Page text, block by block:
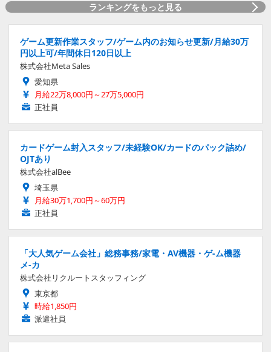
ランキングをもっと見る
ゲーム更新作業スタッフ/ゲーム内のお知らせ更新/月給30万
円以上可/年間休日120日以上
株式会社Meta Sales
愛知県
月給22万8,000円～27万5,000円
正社員
カードゲーム封入スタッフ/未経験OK/カードのパック詰め/
OJTあり
株式会社alBee
埼玉県
月給30万1,700円～60万円
正社員
「大人気ゲーム会社」総務事務/家電・AV機器・ゲ-ム機器
メ-カ
株式会社リクルートスタッフィング
東京都
時給1,850円
派遣社員